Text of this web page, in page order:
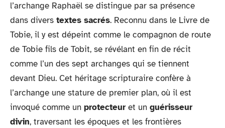
l’archange Raphaël se distingue par sa présence
dans divers textes sacrés. Reconnu dans le Livre de
Tobie, il y est dépeint comme le compagnon de route
de Tobie fils de Tobit, se révélant en fin de récit
comme l’un des sept archanges qui se tiennent
devant Dieu. Cet héritage scripturaire confère à
l’archange une stature de premier plan, où il est
invoqué comme un protecteur et un guérisseur
divin, traversant les époques et les frontières